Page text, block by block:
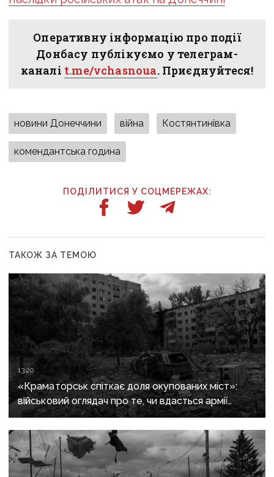
Оперативну інформацію про події
Донбасу публікуємо у телеграм-
каналі t.me/vchasnoua. Приєднуйтеся!
новини Донеччини війна Костянтинівка
комендантська година
ПОДІЛИТИСЯ У СОЦМЕРЕЖАХ:
ТАКОЖ ЗА ТЕМОЮ
13:20
«Краматорськ спіткає доля окупованих міст»:
військовий оглядач про те, чи вдасться армії
рф захопити останню агломерацію Донеччини до
кінця 2026 року